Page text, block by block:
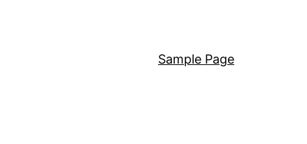
Sample Page